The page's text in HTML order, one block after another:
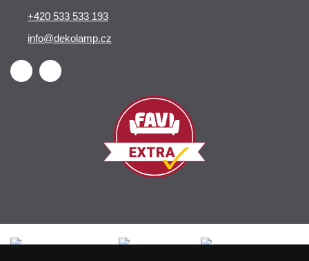
+420 533 533 193
info@dekolamp.cz